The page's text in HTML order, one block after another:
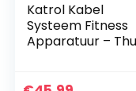
Katrol Kabel
Systeem Fitness
Apparatuur –